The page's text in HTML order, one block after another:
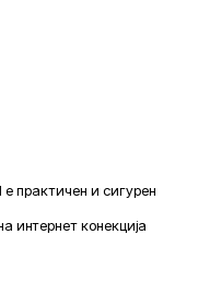
е практичен и сигурен
интернет конекција